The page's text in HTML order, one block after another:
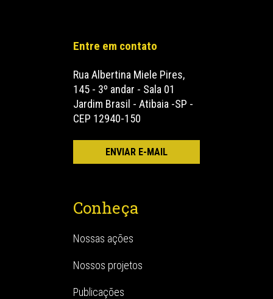
Entre em contato
Rua Albertina Miele Pires,
145 - 3º andar - Sala 01
Jardim Brasil - Atibaia -SP -
CEP 12940-150
Conheça
Nossas ações
Nossos projetos
Publicações